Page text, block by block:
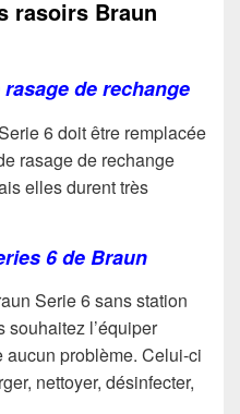
rasoirs Braun
de rechange
6 doit être remplacée
rasage de rechange
elles durent très
6 de Braun
Serie 6 sans station
souhaitez l’équiper
aucun problème. Celui-ci
nettoyer, désinfecter,